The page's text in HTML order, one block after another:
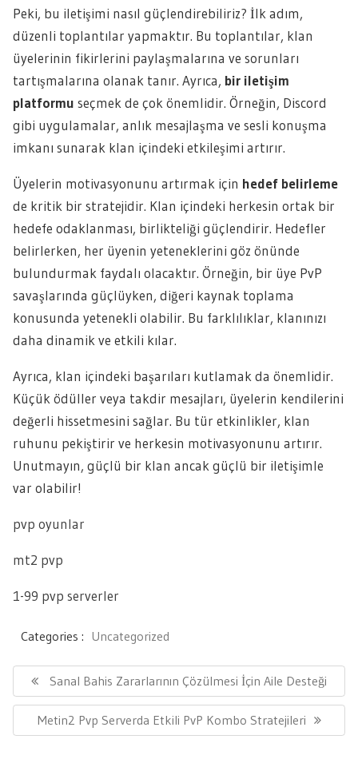
Peki, bu iletişimi nasıl güçlendirebiliriz? İlk adım,
düzenli toplantılar yapmaktır. Bu toplantılar, klan
üyelerinin fikirlerini paylaşmalarına ve sorunları
tartışmalarına olanak tanır. Ayrıca, bir iletişim
platformu seçmek de çok önemlidir. Örneğin, Discord
gibi uygulamalar, anlık mesajlaşma ve sesli konuşma
imkanı sunarak klan içindeki etkileşimi artırır.
Üyelerin motivasyonunu artırmak için hedef belirleme
de kritik bir stratejidir. Klan içindeki herkesin ortak bir
hedefe odaklanması, birlikteliği güçlendirir. Hedefler
belirlerken, her üyenin yeteneklerini göz önünde
bulundurmak faydalı olacaktır. Örneğin, bir üye PvP
savaşlarında güçlüyken, diğeri kaynak toplama
konusunda yetenekli olabilir. Bu farklılıklar, klanınızı
daha dinamik ve etkili kılar.
Ayrıca, klan içindeki başarıları kutlamak da önemlidir.
Küçük ödüller veya takdir mesajları, üyelerin kendilerini
değerli hissetmesini sağlar. Bu tür etkinlikler, klan
ruhunu pekiştirir ve herkesin motivasyonunu artırır.
Unutmayın, güçlü bir klan ancak güçlü bir iletişimle
var olabilir!
pvp oyunlar
mt2 pvp
1-99 pvp serverler
Categories : Uncategorized
gezinmesiPrevious
Post:
Sanal Bahis Zararlarının Çözülmesi İçin Aile Desteği
Next
Post:
Metin2 Pvp Serverda Etkili PvP Kombo Stratejileri